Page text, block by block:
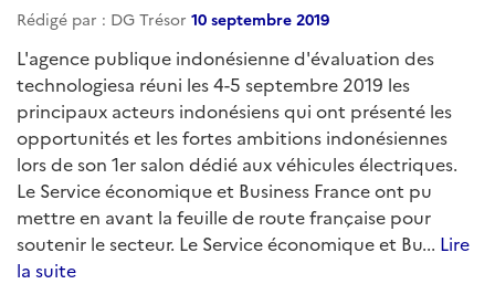
Rédigé par : DG Trésor 10 septembre 2019
L'agence publique indonésienne d'évaluation des
technologiesa réuni les 4-5 septembre 2019 les
principaux acteurs indonésiens qui ont présenté les
opportunités et les fortes ambitions indonésiennes
lors de son 1er salon dédié aux véhicules électriques.
Le Service économique et Business France ont pu
mettre en avant la feuille de route française pour
soutenir le secteur. Le Service économique et Bu... Lire
la suite